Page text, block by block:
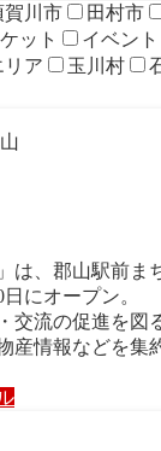
賀川市 田村市
ット イベント
リア 玉川村
は、郡山駅前ま
にオープン。
交流の促進を図
産情報などを集